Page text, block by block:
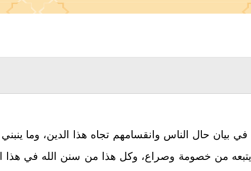
بيان حال الناس وانقسامهم تجاه هذا الدين، وما
من خصومة وصراع، وكل هذا من سنن الله في هذا